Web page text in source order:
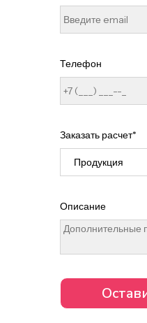
Телефон
Заказать расчет*
Описание